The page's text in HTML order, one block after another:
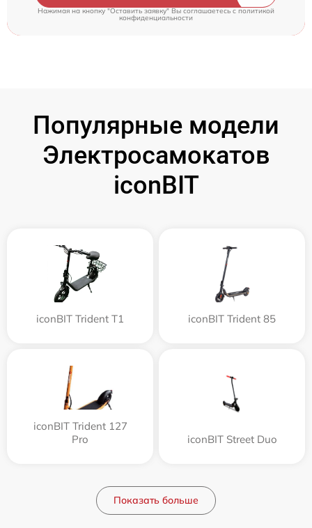
Нажимая на кнопку "Оставить заявку" Вы соглашаетесь cполитикой
конфиденциальности
Популярные модели
Электросамокатов
iconBIT
iconBIT Trident T1 iconBIT Trident 85
iconBIT Trident 127
Pro
iconBIT Street Duo
Показать больше